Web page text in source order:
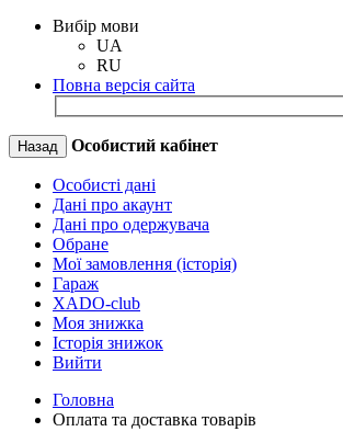
Вибір мови
UA
RU
Повна версія сайта
Назад Особистий кабінет
Особисті дані
Дані про акаунт
Дані про одержувача
Обране
Мої замовлення (історія)
Гараж
XADO-club
Моя знижка
Історія знижок
Вийти
Головна
Оплата та доставка товарів